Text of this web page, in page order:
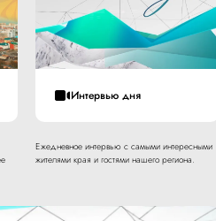
Интервью дня
Ежедневное интервью с самыми интересными
жителями края и гостями нашего региона.